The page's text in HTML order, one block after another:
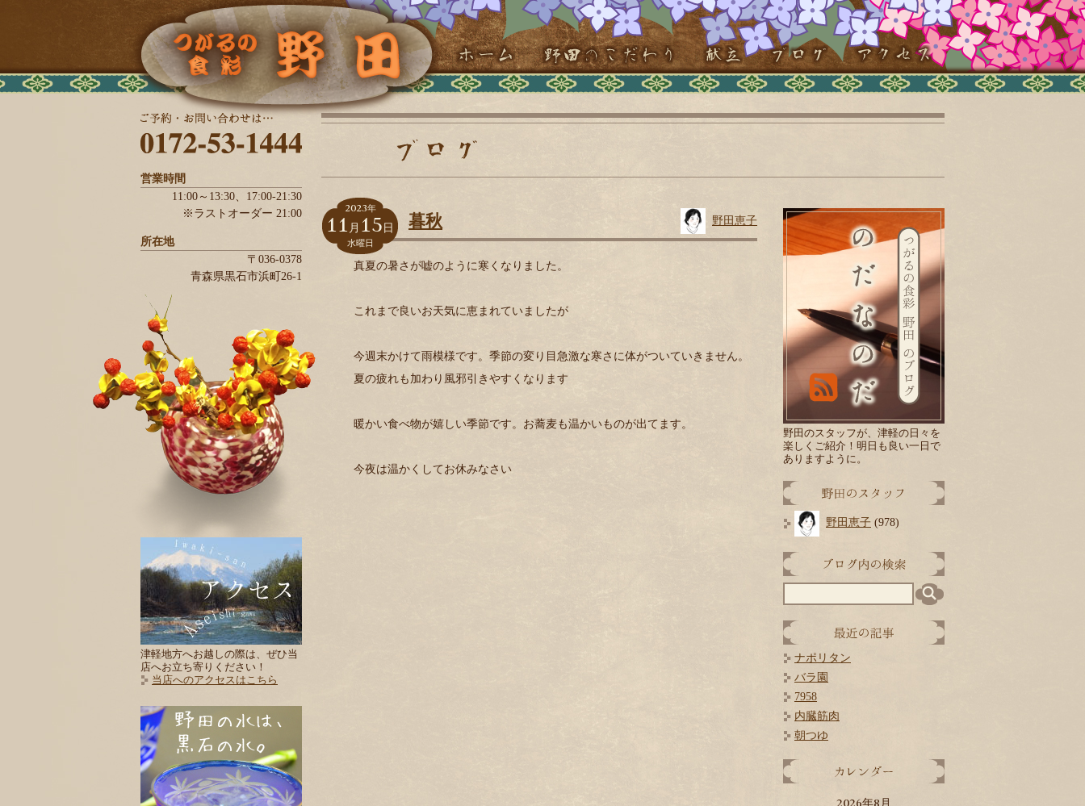
営業時間
11:00～13:30、 17:00-21:30
※ラストオーダー 21:00
所在地
〒036-0378
青森県黒石市浜町26-1
津軽地方へお越しの際は、ぜひ当
店へお立ち寄りください！
当店へのアクセスはこちら
2023年
11 月 15 日
水曜日
野田恵子
暮秋
真夏の暑さが嘘のように寒くなりました。
これまで良いお天気に恵まれていましたが
今週末かけて雨模様です。季節の変り目急激な寒さに体がついていきません。
夏の疲れも加わり風邪引きやすくなります
暖かい食べ物が嬉しい季節です。お蕎麦も温かいものが出てます。
今夜は温かくしてお休みなさい
野田のスタッフが、津軽の日々を
楽しくご紹介！ 明日 も良い一日で
ありますように。
野田恵子 (978)
ナポリタン
バラ園
7958
内臓筋肉
朝つゆ
2026年8 月